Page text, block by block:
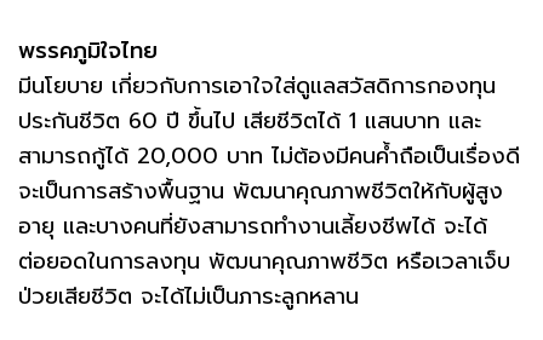
พรรคภูมิใจไทย
มีนโยบาย เกี่ยวกับการเอาใจใส่ดูแลสวัสดิการกองทุน
ประกันชีวิต 60 ปี ขึ้นไป เสียชีวิตได้ 1 แสนบาท และ
สามารถกู้ได้ 20,000 บาท ไม่ต้องมีคนค้ำถือเป็นเรื่องดี
จะเป็นการสร้างพื้นฐาน พัฒนาคุณภาพชีวิตให้กับผู้สูง
อายุ และบางคนที่ยังสามารถทำงานเลี้ยงชีพได้ จะได้
ต่อยอดในการลงทุน พัฒนาคุณภาพชีวิต หรือเวลาเจ็บ
ป่วยเสียชีวิต จะได้ไม่เป็นภาระลูกหลาน